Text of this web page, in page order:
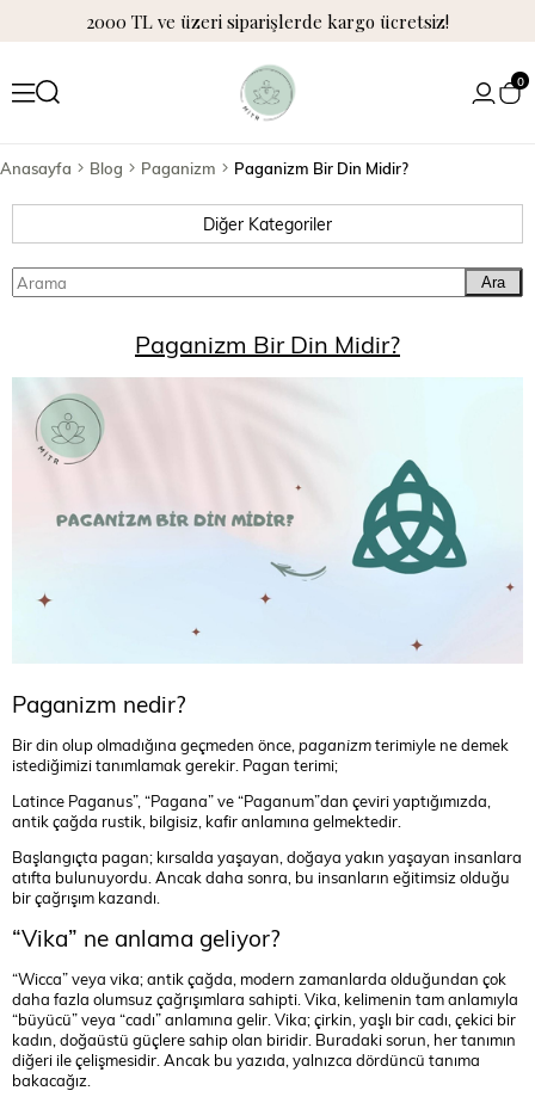
2000 TL ve üzeri siparişlerde kargo ücretsiz!
0
Anasayfa Blog Paganizm Paganizm Bir Din Midir?
Diğer Kategoriler
Ara
Paganizm Bir Din Midir?
Paganizm nedir?
Bir din olup olmadığına geçmeden önce, paganizmterimiyle ne demek
istediğimizi tanımlamak gerekir. Pagan terimi;
Latince Paganus”, “Pagana” ve “Paganum”dan çeviri yaptığımızda,
antik çağda rustik, bilgisiz, kafir anlamına gelmektedir.
Başlangıçta pagan; kırsalda yaşayan, doğaya yakın yaşayan insanlara
atıfta bulunuyordu. Ancak daha sonra, bu insanların eğitimsiz olduğu
bir çağrışım kazandı.
“Vika” ne anlama geliyor?
“Wicca” veya vika; antik çağda, modern zamanlarda olduğundan çok
daha fazla olumsuz çağrışımlara sahipti. Vika, kelimenin tam anlamıyla
“büyücü” veya “cadı” anlamına gelir. Vika; çirkin, yaşlı bir cadı, çekici bir
kadın, doğaüstü güçlere sahip olan biridir. Buradaki sorun, her tanımın
diğeri ile çelişmesidir. Ancak bu yazıda, yalnızca dördüncü tanıma
bakacağız.